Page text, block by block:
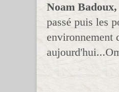
Noam
passé puis les
environnement